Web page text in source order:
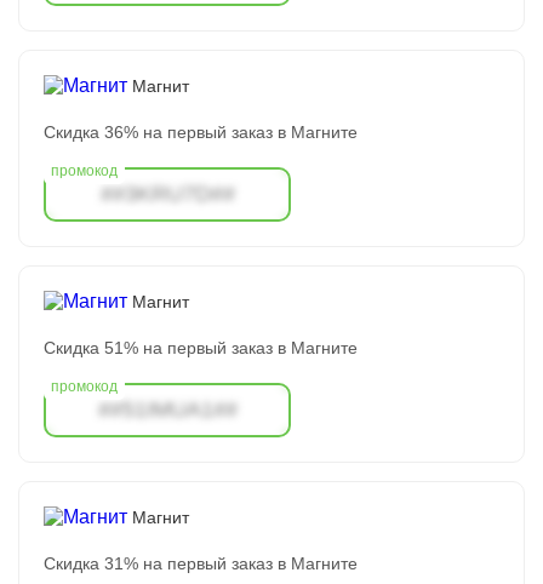
Магнит
Скидка 36% на первый заказ в Магните
##3KRU7D##
Магнит
Скидка 51% на первый заказ в Магните
##51IMUA1##
Магнит
Скидка 31% на первый заказ в Магните